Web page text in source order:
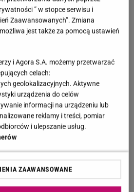
Musiał opowiada o byciu
Gajos i biliśmy pokłony przed
chęci, ale nie miał
to marzenie. Po zakończeniu
się pracy jako górnik.
ojca poszedł na studia na
Czuł jednak, że to nie dla
po latach, że nawet pewien
go, że robi głupstwo,
pasji. Nie zważając na słowa
rzucić studia na
” w stopce serwisu i
Zaawansowanych”. Zmiana
jest także za pomocą ustawień
i Agora S.A. możemy przetwarzać
celach:
geolokalizacyjnych. Aktywne
urządzenia do celów
informacji na urządzeniu lub
reklamy i treści, pomiar
i ulepszanie usług.
ZAAWANSOWANE